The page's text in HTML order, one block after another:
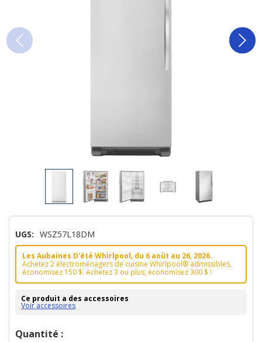
UGS: WSZ57L18DM
Les Aubaines D'été Whirlpool, du 6 aoüt au 26, 2026.
Achetez 2 électroménagers de cuisine Whirlpool® admissibles,
économisez 150 $. Achetez 3 ou plus, économisez 300 $ !
Ce produit a des accessoires
Voir accessoires
Dépêchez-
Quantité :